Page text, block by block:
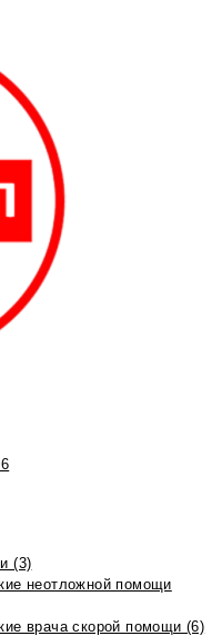
(3)
неотложной помощи
врача скорой помощи (6)